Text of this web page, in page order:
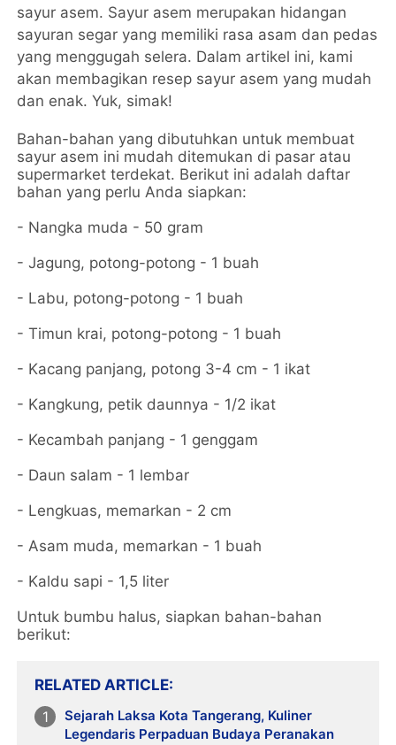
sayur asem. Sayur asem merupakan hidangan
sayuran segar yang memiliki rasa asam dan pedas
yang menggugah selera. Dalam artikel ini, kami
akan membagikan resep sayur asem yang mudah
dan enak. Yuk, simak!
Bahan-bahan yang dibutuhkan untuk membuat
sayur asem ini mudah ditemukan di pasar atau
supermarket terdekat. Berikut ini adalah daftar
bahan yang perlu Anda siapkan:
- Nangka muda - 50 gram
- Jagung, potong-potong - 1 buah
- Labu, potong-potong - 1 buah
- Timun krai, potong-potong - 1 buah
- Kacang panjang, potong 3-4 cm - 1 ikat
- Kangkung, petik daunnya - 1/2 ikat
- Kecambah panjang - 1 genggam
- Daun salam - 1 lembar
- Lengkuas, memarkan - 2 cm
- Asam muda, memarkan - 1 buah
- Kaldu sapi - 1,5 liter
Untuk bumbu halus, siapkan bahan-bahan
berikut:
RELATED ARTICLE
Sejarah Laksa Kota Tangerang, Kuliner
Legendaris Perpaduan Budaya Peranakan